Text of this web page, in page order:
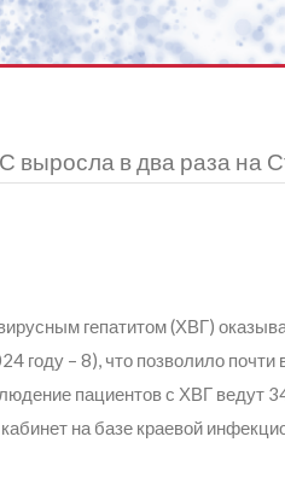
в два раза на
гепатитом (ХВГ)
– 8), что позволило почти
пациентов с ХВГ ведут
на базе краевой